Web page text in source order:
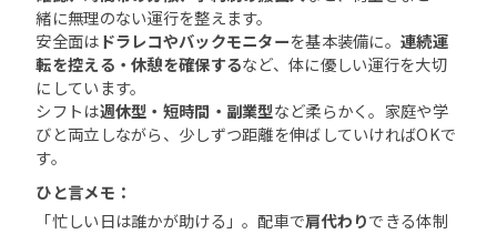
緒に無理のない運行を整えます。
安全面はドラレコやバックモニターを基本装備に。連続運
転を控える・休憩を確保するなど、体に優しい運行を大切
にしています。
シフトは週休型・短時間・副業型など柔らかく。家庭や学
びと両立しながら、少しずつ距離を伸ばしていければOKで
す。
ひと言メモ：
「忙しい日は誰かが助ける」。配車で肩代わりできる体制